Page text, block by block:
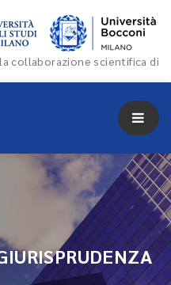
collaborazione scientifica di